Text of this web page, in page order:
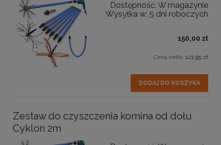
Dostępność: W magazynie
Wysyłka w: 5 dni roboczych
150,00 zł
Cena netto: 121,95 zł
DODAJ DO KOSZYKA
Zestaw do czyszczenia komina od dołu
Cyklon 2m